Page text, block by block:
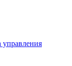
управления